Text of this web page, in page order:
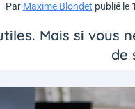
Par Maxime Blondet publié le
Mais si vous
de